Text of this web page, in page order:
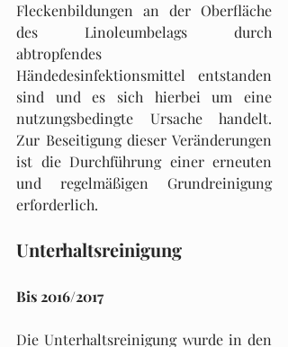
Fleckenbildungen an der Oberfläche
des Linoleumbelags durch
abtropfendes
Händedesinfektionsmittel entstanden
sind und es sich hierbei um eine
nutzungsbedingte Ursache handelt.
Zur Beseitigung dieser Veränderungen
ist die Durchführung einer erneuten
und regelmäßigen Grundreinigung
erforderlich.
Unterhaltsreinigung
Bis 2016/2017
Die Unterhaltsreinigung wurde in den